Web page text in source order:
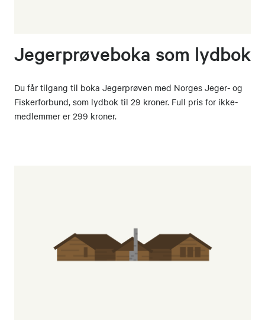
Jegerprøveboka som lydbok
Du får tilgang til boka Jegerprøven med Norges Jeger- og
Fiskerforbund, som lydbok til 29 kroner. Full pris for ikke-
medlemmer er 299 kroner.​​